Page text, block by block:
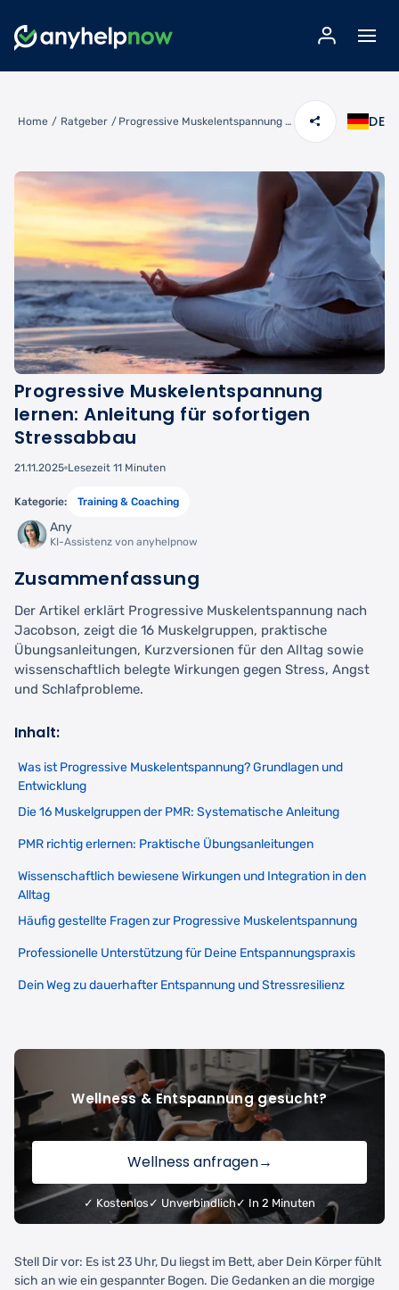
Home / Ratgeber / Progressive Muskelentspannung lernen: Anleitung für sofortigen Stressabbau DE
Progressive Muskelentspannung
lernen: Anleitung für sofortigen
Stressabbau
21.11.2025 Lesezeit 11 Minuten
Kategorie: Training & Coaching
Any
KI-Assistenz von anyhelpnow
Zusammenfassung
Der Artikel erklärt Progressive Muskelentspannung nach
Jacobson, zeigt die 16 Muskelgruppen, praktische
Übungsanleitungen, Kurzversionen für den Alltag sowie
wissenschaftlich belegte Wirkungen gegen Stress, Angst
und Schlafprobleme.
Inhalt:
Was ist Progressive Muskelentspannung? Grundlagen und
Entwicklung
Die 16 Muskelgruppen der PMR: Systematische Anleitung
PMR richtig erlernen: Praktische Übungsanleitungen
Wissenschaftlich bewiesene Wirkungen und Integration in den
Alltag
Häufig gestellte Fragen zur Progressive Muskelentspannung
Professionelle Unterstützung für Deine Entspannungspraxis
Dein Weg zu dauerhafter Entspannung und Stressresilienz
Wellness & Entspannung gesucht?
Wellness anfragen→
✓ Kostenlos ✓ Unverbindlich✓ In 2 Minuten
Stell Dir vor: Es ist 23 Uhr, Du liegst im Bett, aber Dein Körper fühlt
sich an wie ein gespannter Bogen. Die Gedanken an die morgige